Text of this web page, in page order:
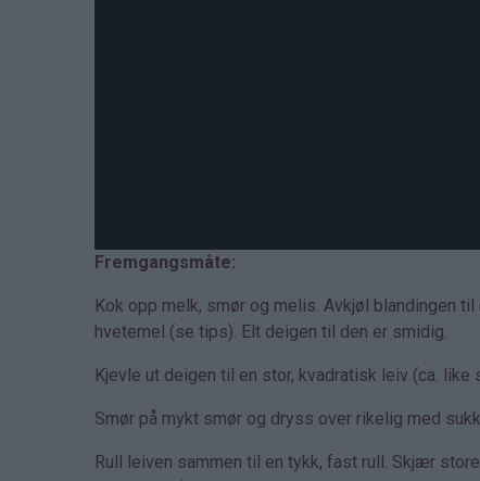
Fremgangsmåte:
Kok opp melk, smør og melis. Avkjøl blandingen
hvetemel (se tips). Elt deigen til den er smidig.
Kjevle ut deigen til en stor, kvadratisk leiv (ca.
Smør på mykt smør og dryss over rikelig med
Rull leiven sammen til en tykk, fast rull. Skjær